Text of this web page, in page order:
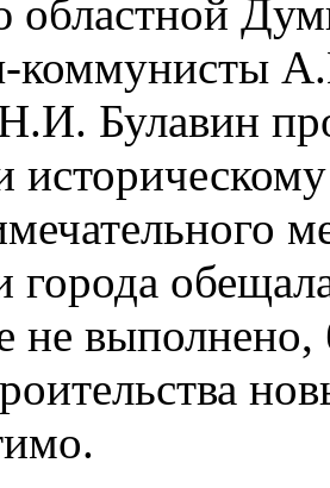
областной
коммунисты
Булавин
города
не выполнено,